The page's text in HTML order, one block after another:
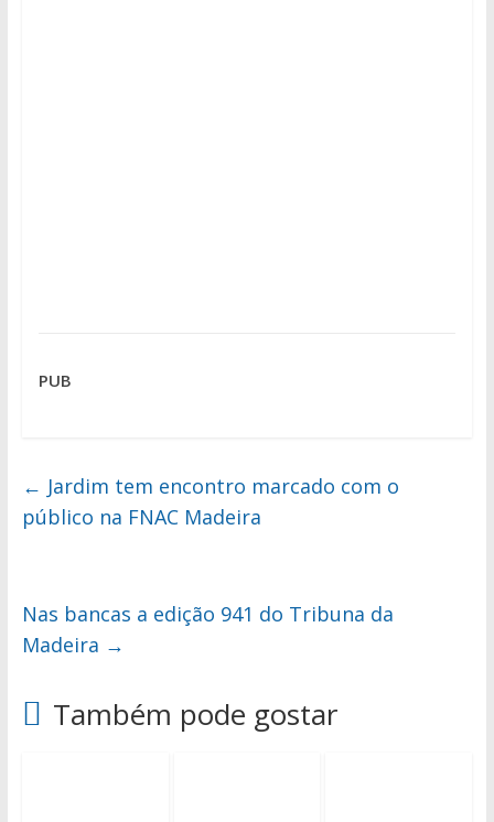
PUB
← Jardim tem encontro marcado com o
público na FNAC Madeira
Nas bancas a edição 941 do Tribuna da
Madeira →
Também pode gostar